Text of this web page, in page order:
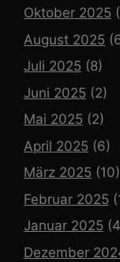
Oktober 2025
August 2025
Juli 2025 (8)
Juni 2025 (2)
Mai 2025 (2)
April 2025 (6)
März 2025 (10)
Februar 2025
Januar 2025
Dezember